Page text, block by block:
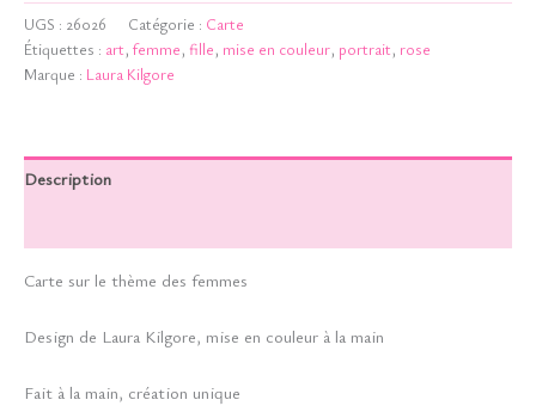
Everyday
UGS : 26026 Catégorie : Carte
Étiquettes : art, femme, fille, mise en couleur, portrait, rose
Marque : Laura Kilgore
Description
Carte sur le thème des femmes
Design de Laura Kilgore, mise en couleur à la main
Fait à la main, création unique